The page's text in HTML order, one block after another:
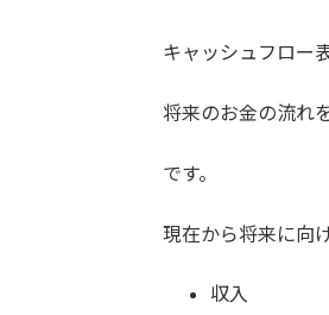
キャッシュフロー
将来のお金の流れ
です。
現在から将来に向け
収入